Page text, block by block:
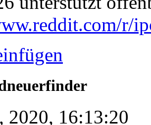
r/
2020, 16:13:20